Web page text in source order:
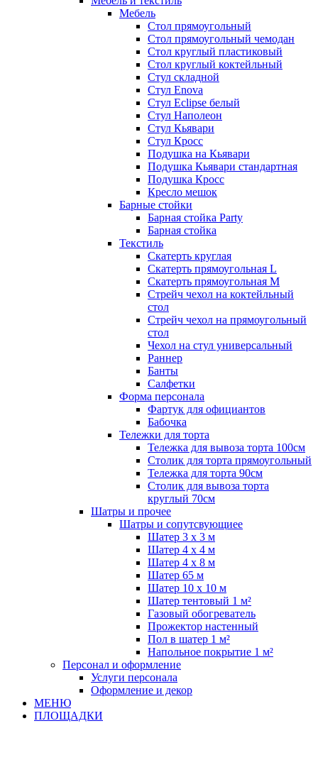
Мебель
Стол прямоугольный
Стол прямоугольный чемодан
Стол круглый пластиковый
Стол круглый коктейльный
Стул складной
Стул Enova
Стул Eclipse белый
Стул Наполеон
Стул Кьявари
Стул Кросс
Подушка на Кьявари
Подушка Кьявари стандартная
Подушка Кросс
Кресло мешок
Барные стойки
Барная стойка Party
Барная стойка
Текстиль
Скатерть круглая
Скатерть прямоугольная L
Скатерть прямоугольная M
Стрейч чехол на коктейльный
стол
Стрейч чехол на прямоугольный
стол
Чехол на стул универсальный
Раннер
Банты
Салфетки
Форма персонала
Фартук для официантов
Бабочка
Тележки для торта
Тележка для вывоза торта 100см
Столик для торта прямоугольный
Тележка для торта 90см
Столик для вывоза торта
круглый 70см
Шатры и прочее
Шатры и сопутсвующиее
Шатер 3 х 3 м
Шатер 4 х 4 м
Шатер 4 х 8 м
Шатер 65 м
Шатер 10 х 10 м
Шатер тентовый 1 м²
Газовый обогреватель
Прожектор настенный
Пол в шатер 1 м²
Напольное покрытие 1 м²
Персонал и оформление
Услуги персонала
Оформление и декор
МЕНЮ
ПЛОЩАДКИ